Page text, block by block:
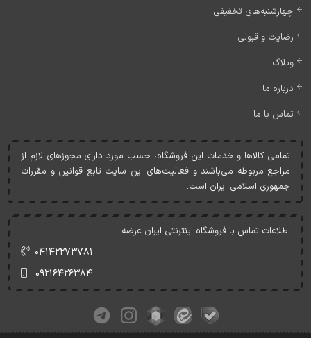
چهارشنبه‌های تخفیفی
رضایت و قبولی
وبلاگ
درباره ما
تماس با ما
تمامی کالاها و خدمات اين فروشگاه، حسب مورد دارای مجوزهای لازم از
مراجع مربوطه می‌باشند و فعاليت‌های اين سايت تابع قوانين و مقررات
جمهوری اسلامی ايران است.
اطلاعات تماس با فروشگاه اینترنتی ایران عرضه:
۰۴۱۴۲۲۷۳۷۸۱
۰۹۲۱۶۴۲۶۳۸۴